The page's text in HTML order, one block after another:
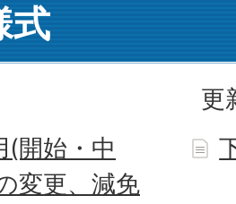
式
更
(開始・中
変更、減免